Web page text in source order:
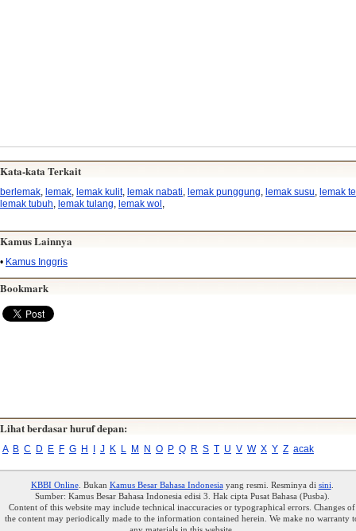
Kata-kata Terkait
berlemak lemak lemak kulit, lemak nabati lemak punggung lemak susu lemak
lemak tubuh lemak tulang lemak wol
Kamus Lainnya
• Kamus Inggris
Bookmark
Lihat berdasar huruf depan:
A B C D E F G H J K L M N O P Q R S T U V W X Y Z acak
KBBI Online. Bukan Kamus Besar Bahasa Indonesiayang resmi. Resminya di sini
Sumber: Kamus Besar Bahasa Indonesia edisi 3. Hak cipta Pusat Bahasa (Pusba).
Content of this website may include technical inaccuracies or typographical errors. Changes of
the content may periodically made to the information contained herein. We make no warranty